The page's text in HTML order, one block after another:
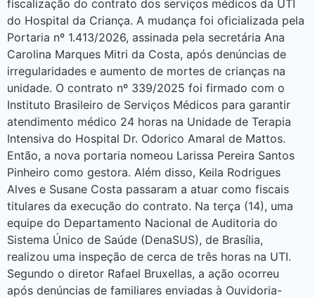
fiscalização do contrato dos serviços médicos da UTI
do Hospital da Criança. A mudança foi oficializada pela
Portaria nº 1.413/2026, assinada pela secretária Ana
Carolina Marques Mitri da Costa, após denúncias de
irregularidades e aumento de mortes de crianças na
unidade. O contrato nº 339/2025 foi firmado com o
Instituto Brasileiro de Serviços Médicos para garantir
atendimento médico 24 horas na Unidade de Terapia
Intensiva do Hospital Dr. Odorico Amaral de Mattos.
Então, a nova portaria nomeou Larissa Pereira Santos
Pinheiro como gestora. Além disso, Keila Rodrigues
Alves e Susane Costa passaram a atuar como fiscais
titulares da execução do contrato. Na terça (14), uma
equipe do Departamento Nacional de Auditoria do
Sistema Único de Saúde (DenaSUS), de Brasília,
realizou uma inspeção de cerca de três horas na UTI.
Segundo o diretor Rafael Bruxellas, a ação ocorreu
após denúncias de familiares enviadas à Ouvidoria-